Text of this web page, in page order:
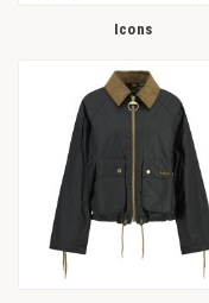
Icons